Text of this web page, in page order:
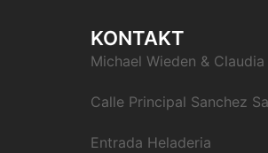
KONTAKT
Michael Wieden &
Calle Principal Sanchez
Entrada Heladeria